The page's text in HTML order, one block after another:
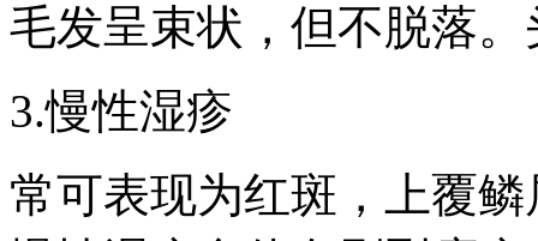
毛发呈束状，但不脱落
3.慢性湿疹
常可表现为红斑，上覆